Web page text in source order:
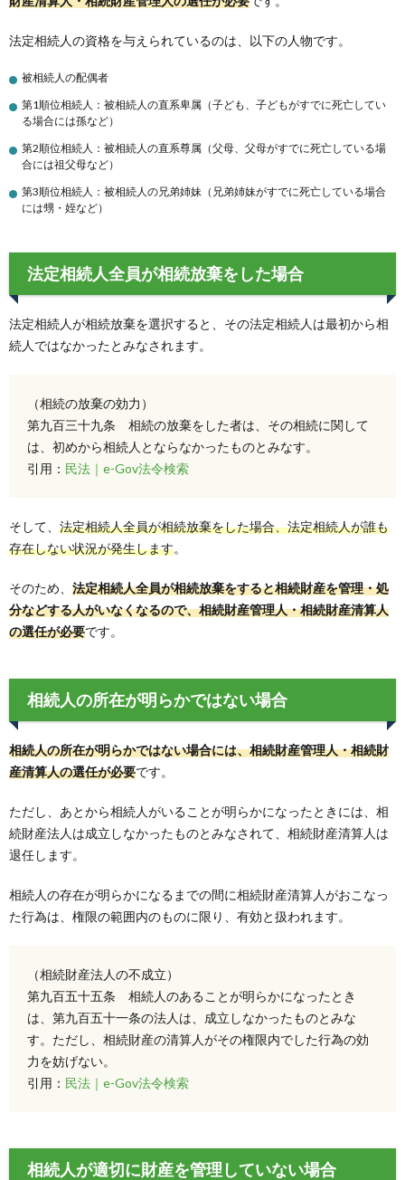
法定相続人の資格を与えられているのは、以下の人物です。
被相続人の配偶者
第1順位相続人：被相続人の直系卑属（子ども、子どもがすでに死亡してい
る場合には孫など）
第2順位相続人：被相続人の直系尊属（父母、父母がすでに死亡している場
合には祖父母など）
第3順位相続人：被相続人の兄弟姉妹（兄弟姉妹がすでに死亡している場合
には甥・姪など）
法定相続人全員が相続放棄をした場合
法定相続人が相続放棄を選択すると、その法定相続人は最初から相
続人ではなかったとみなされます。
（相続の放棄の効力）
第九百三十九条 相続の放棄をした者は、その相続に関して
は、初めから相続人とならなかったものとみなす。
引用： 民法｜e-Gov法令検索
そして、 法定相続人全員が相続放棄をした場合、法定相続人が誰も
存在しない状況が発生します。
そのため、 法定相続人全員が相続放棄をすると相続財産を管理・処
分などする人がいなくなるので、相続財産管理人・相続財産清算人
の選任が必要です。
相続人の所在が明らかではない場合
相続人の所在が明らかではない場合には、相続財産管理人・相続財
産清算人の選任が必要です。
ただし、あとから相続人がいることが明らかになったときには、相
続財産法人は成立しなかったものとみなされて、相続財産清算人は
退任します。
相続人の存在が明らかになるまでの間に相続財産清算人がおこなっ
た行為は、権限の範囲内のものに限り、有効と扱われます。
（相続財産法人の不成立）
第九百五十五条 相続人のあることが明らかになったとき
は、第九百五十一条の法人は、成立しなかったものとみな
す。ただし、相続財産の清算人がその権限内でした行為の効
力を妨げない。
引用： 民法｜e-Gov法令検索
相続人が適切に財産を管理していない場合